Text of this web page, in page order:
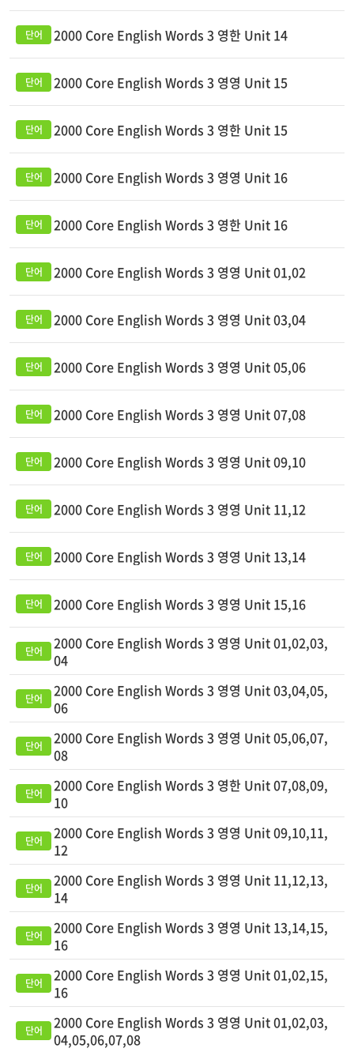
2000 Core English Words 3 영한 Unit 14
2000 Core English Words 3 영영 Unit 15
2000 Core English Words 3 영한 Unit 15
2000 Core English Words 3 영영 Unit 16
2000 Core English Words 3 영한 Unit 16
2000 Core English Words 3 영영 Unit 01,02
2000 Core English Words 3 영영 Unit 03,04
2000 Core English Words 3 영영 Unit 05,06
2000 Core English Words 3 영영 Unit 07,08
2000 Core English Words 3 영영 Unit 09,10
2000 Core English Words 3 영영 Unit 11,12
2000 Core English Words 3 영영 Unit 13,14
2000 Core English Words 3 영영 Unit 15,16
2000 Core English Words 3 영영 Unit 01,02,03,
04
2000 Core English Words 3 영영 Unit 03,04,05,
06
2000 Core English Words 3 영영 Unit 05,06,07,
08
2000 Core English Words 3 영한 Unit 07,08,09,
10
2000 Core English Words 3 영영 Unit 09,10,11,
12
2000 Core English Words 3 영영 Unit 11,12,13,
14
2000 Core English Words 3 영영 Unit 13,14,15,
16
2000 Core English Words 3 영영 Unit 01,02,15,
16
2000 Core English Words 3 영영 Unit 01,02,03,
04,05,06,07,08